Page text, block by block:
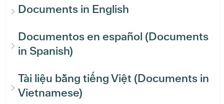
Documents in English
Documentos en español (Documents
in Spanish)
Tài liệu bằng tiếng Việt (Documents in
Vietnamese)